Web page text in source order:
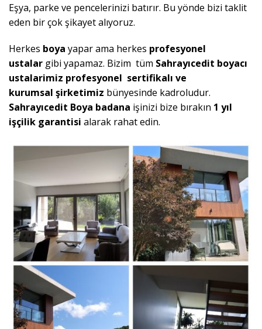
Eşya, parke ve pencelerinizi batırır. Bu yönde bizi taklit
eden bir çok şikayet alıyoruz.
Herkes boya yapar ama herkes profesyonel
ustalar gibi yapamaz. Bizim tüm Sahrayıcedit boyacı
ustalarimiz profesyonel sertifikalı ve
kurumsal şirketimiz bünyesinde kadroludur.
Sahrayıcedit Boya badana işinizi bize bırakın 1 yıl
işçilik garantisi alarak rahat edin.